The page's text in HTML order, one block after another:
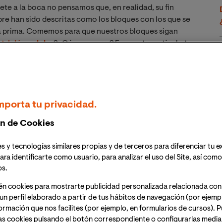
a la boca no pensamos que, en realidad, su fin
han sido descritas como los bloques con los que se
Comemos para que nuestros bloques sigan
celular? ¿Cómo ocurre? En nuestro artículo te
Sigue leyendo para que aprendas cómo hacen las
celular?
como:
de procesos
los cuales las
la materia y
tu privacidad.
de Cookies
y tecnologías similares propias y de terceros para diferenciar tu
identificarte como usuario, para analizar el uso del Site, así
cookies para mostrarte publicidad personalizada relacionada
perfil elaborado a partir de tus hábitos de navegación (por
que nos facilites (por ejemplo, en formularios de cursos).
cookies pulsando el botón correspondiente o configurarlas